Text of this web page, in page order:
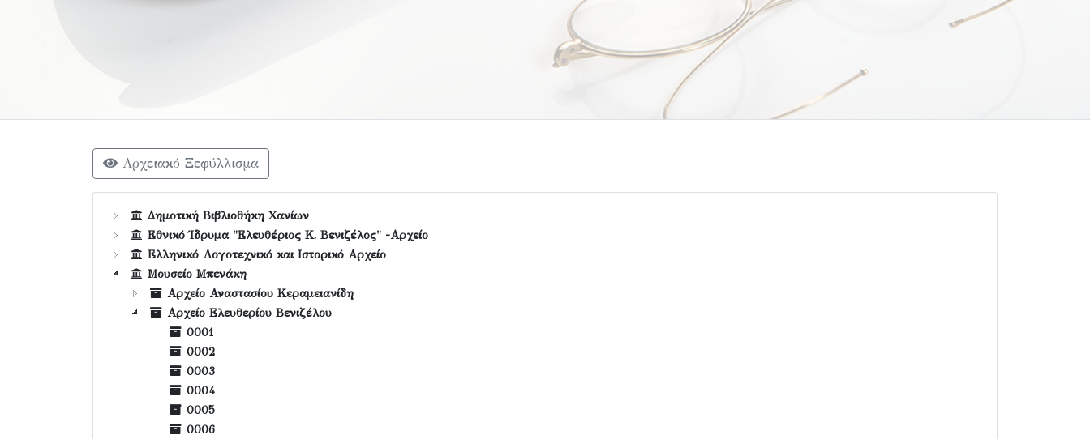
Αρχειακό Ξεφύλλισμα
Δημοτική Βιβλιοθήκη Χανίων
Εθνικό Ίδρυμα "Ελευθέριος Κ. Βενιζέλος" -Αρχείο
Ελληνικό Λογοτεχνικό και Ιστορικό Αρχείο
Μουσείο Μπενάκη
Αρχείο Αναστασίου Κεραμειανίδη
Αρχείο Ελευθερίου Βενιζέλου
0001
0002
0003
0004
0005
0006